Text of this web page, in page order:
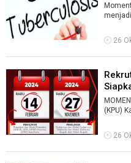
26
(KPU)
26